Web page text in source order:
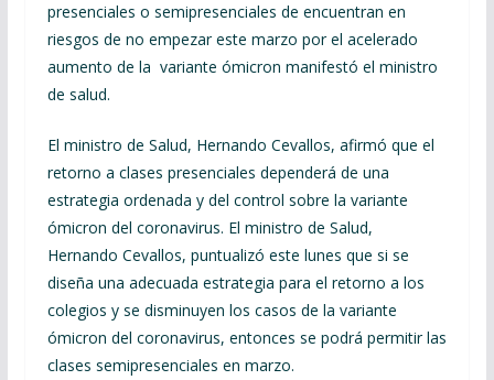
presenciales o semipresenciales de encuentran en
riesgos de no empezar este marzo por el acelerado
aumento de la variante ómicron manifestó el ministro
de salud.
El ministro de Salud, Hernando Cevallos, afirmó que el
retorno a clases presenciales dependerá de una
estrategia ordenada y del control sobre la variante
ómicron del coronavirus. El ministro de Salud,
Hernando Cevallos, puntualizó este lunes que si se
diseña una adecuada estrategia para el retorno a los
colegios y se disminuyen los casos de la variante
ómicron del coronavirus, entonces se podrá permitir las
clases semipresenciales en marzo.